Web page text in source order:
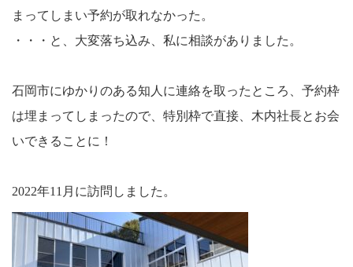
まってしまい予約が取れなかった。
・・・と、大変落ち込み、私に相談がありました。
石岡市にゆかりのある知人に連絡を取ったところ、予約枠
は埋まってしまったので、特別枠で直接、木内社長とお会
いできることに！
2022年11月に訪問しました。